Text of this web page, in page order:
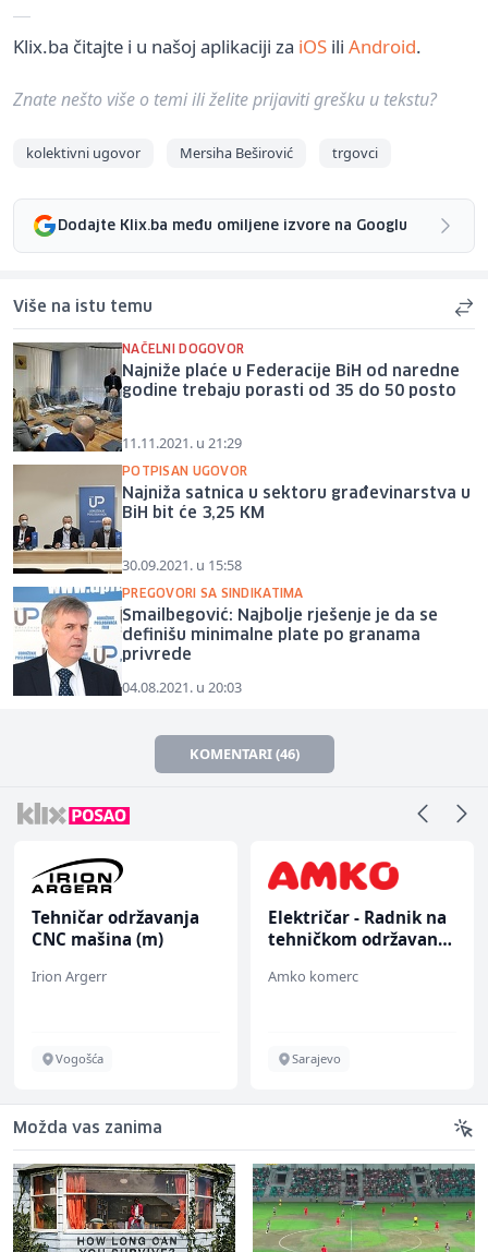
Klix.ba čitajte i u našoj aplikaciji za iOS ili Android.
Znate nešto više o temi ili želite prijaviti grešku u tekstu?
kolektivni ugovor Mersiha Beširović trgovci
Dodajte Klix.ba među omiljene izvore na Googlu
Više na istu temu
NAČELNI DOGOVOR
Najniže plaće u Federacije BiH od naredne
godine trebaju porasti od 35 do 50 posto
11.11.2021. u 21:29
POTPISAN UGOVOR
Najniža satnica u sektoru građevinarstva u
BiH bit će 3,25 KM
30.09.2021. u 15:58
PREGOVORI SA SINDIKATIMA
Smailbegović: Najbolje rješenje je da se
definišu minimalne plate po granama
privrede
04.08.2021. u 20:03
KOMENTARI (46)
Tehničar održavanja
CNC mašina (m)
Irion Argerr
Vogošća
Električar - Radnik na
tehničkom održavanju
Amko komerc
Sarajevo
Možda vas zanima